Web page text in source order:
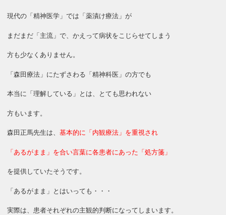
現代の「精神医学」では「薬漬け療法」が
まだまだ「主流」で、かえって病状をこじらせてしまう
方も少なくありません。
「森田療法」にたずさわる「精神科医」の方でも
本当に「理解している」とは、とても思われない
方もいます。
森田正馬先生は、基本的に「内観療法」を重視され
「あるがまま」を合い言葉に各患者にあった「処方箋」
を提供していたそうです。
「あるがまま」とはいっても・・・
実際は、患者それぞれの主観的判断になってしまいます。